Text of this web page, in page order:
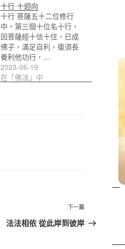
十行 十迴向
十行 菩薩五十二位修行
中。第三個十位名十行，
因菩薩經十信十住，已成
佛子，滿足自利，復須長
養利他功行，…
2023-06-19
在「佛法」中
下
一
下一篇
法法相依 從此岸到彼岸